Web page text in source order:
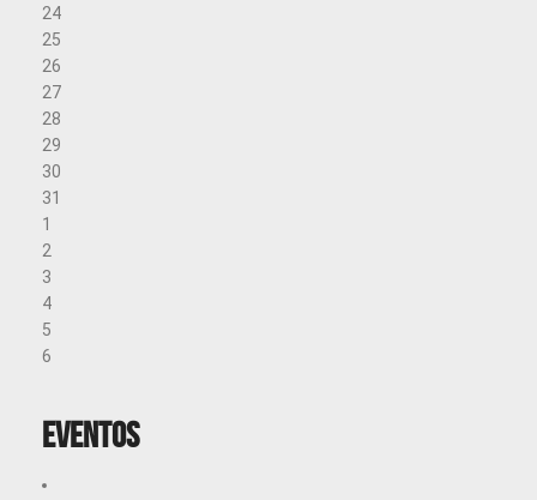
24
25
26
27
28
29
30
31
1
2
3
4
5
6
Eventos